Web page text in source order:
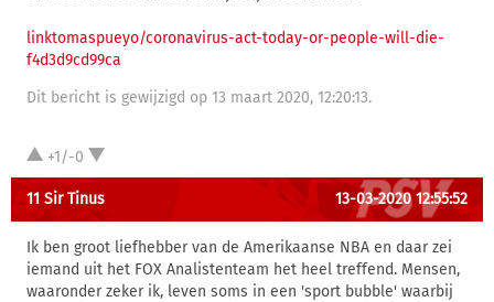
linktomaspueyo/coronavirus-act-today-or-people-will-die-
f4d3d9cd99ca
Dit bericht is gewijzigd op 13 maart 2020, 12:20:13.
+1/-0
11 Sir Tinus 13-03-2020 12:55:52
Ik ben groot liefhebber van de Amerikaanse NBA en daar zei
iemand uit het FOX Analistenteam het heel treffend. Mensen,
waaronder zeker ik, leven soms in een 'sport bubble' waarbij